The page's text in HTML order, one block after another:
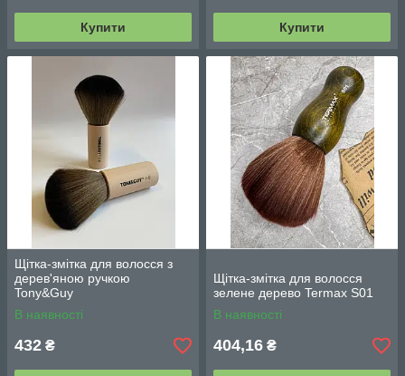
Купити Купити
Щітка-змітка для волосся з
дерев'яною ручкою
Tony&Guy
В наявності
432 ₴
Щітка-змітка для волосся
зелене дерево Termax S01
В наявності
404,16 ₴